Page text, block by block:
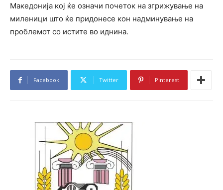
Македонија кој ќе означи почеток на згрижување на
миленици што ќе придонесе кон надминување на
проблемот со истите во иднина.
Facebook Twitter Pinterest